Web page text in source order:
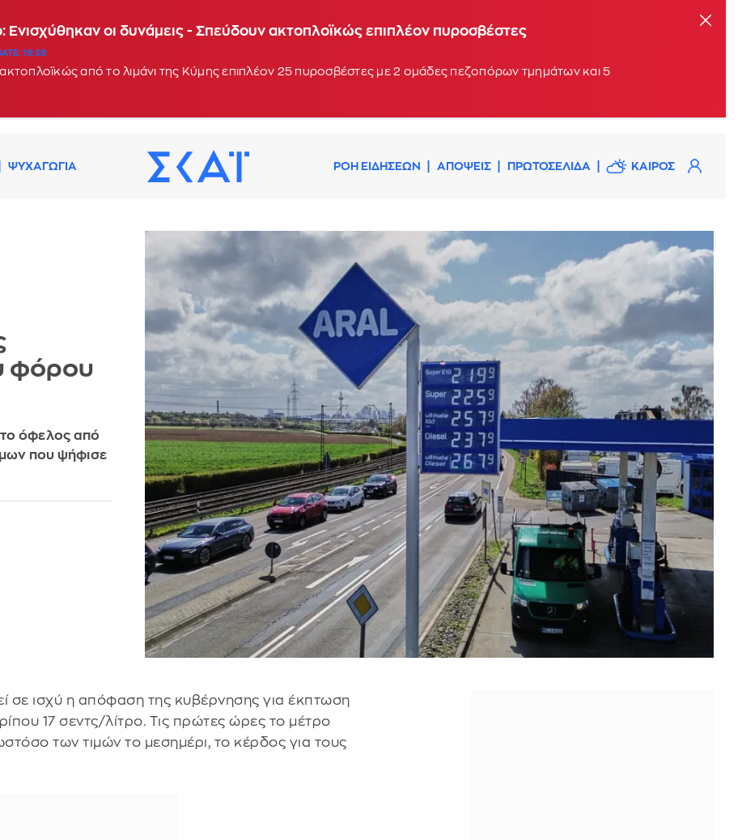
οι δυνάμεις - Σπεύδουν ακτοπλοϊκώς επιπλέον πυροσβέστες
19:38
από το λιμάνι της Κύμης επιπλέον 25 πυροσβέστες με 2 ομάδες πεζοπόρων τμημάτων και 5
ΨΥΧΑΓΩΓΙΑ ΡΟΗ ΕΙΔΗΣΕΩΝ ΑΠΟΨΕΙΣ ΠΡΩΤΟΣΕΛΙΔΑ ΚΑΙΡΟΣ
φόρου
το όφελος από
που ψήφισε
σε ισχύ η απόφαση της κυβέρνησης για έκπτωση
17 σεντς/λίτρο. Τις πρώτες ώρες το μέτρο
των τιμών το μεσημέρι, το κέρδος για τους